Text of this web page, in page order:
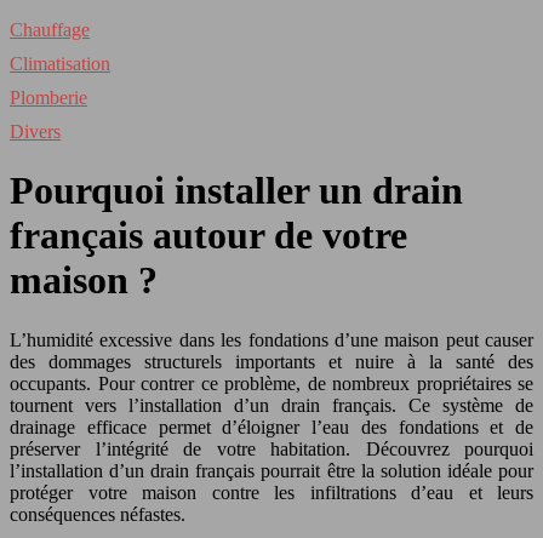
Chauffage
Climatisation
Plomberie
Divers
Pourquoi installer un drain
français autour de votre
maison ?
L’humidité excessive dans les fondations d’une maison peut causer
des dommages structurels importants et nuire à la santé des
occupants. Pour contrer ce problème, de nombreux propriétaires se
tournent vers l’installation d’un drain français. Ce système de
drainage efficace permet d’éloigner l’eau des fondations et de
préserver l’intégrité de votre habitation. Découvrez pourquoi
l’installation d’un drain français pourrait être la solution idéale pour
protéger votre maison contre les infiltrations d’eau et leurs
conséquences néfastes.